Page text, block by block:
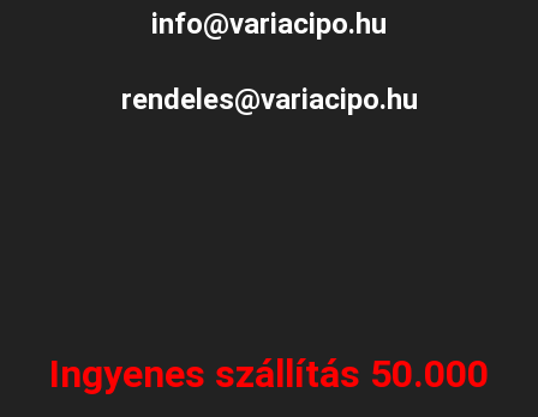
info@variacipo.hu
rendeles@variacipo.hu
Ingyenes szállítás 50.000